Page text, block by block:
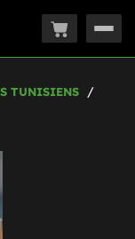
TUNISIENS